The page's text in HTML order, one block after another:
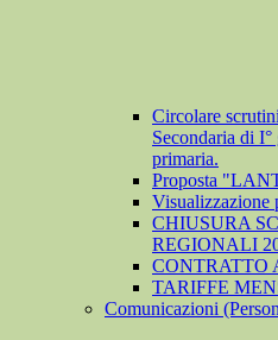
Circolare
Secondaria di
primaria.
Proposta
Visualizzazione
CHIUSURA
REGIONALI
CONTRATTO
TARIFFE
Comunicazioni